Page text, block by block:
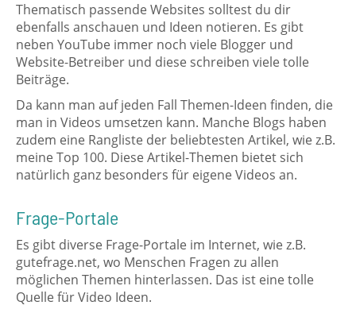
Thematisch passende Websites solltest du dir
ebenfalls anschauen und Ideen notieren. Es gibt
neben YouTube immer noch viele Blogger und
Website-Betreiber und diese schreiben viele tolle
Beiträge.
Da kann man auf jeden Fall Themen-Ideen finden, die
man in Videos umsetzen kann. Manche Blogs haben
zudem eine Rangliste der beliebtesten Artikel, wie z.B.
meine Top 100. Diese Artikel-Themen bietet sich
natürlich ganz besonders für eigene Videos an.
Frage-Portale
Es gibt diverse Frage-Portale im Internet, wie z.B.
gutefrage.net, wo Menschen Fragen zu allen
möglichen Themen hinterlassen. Das ist eine tolle
Quelle für Video Ideen.